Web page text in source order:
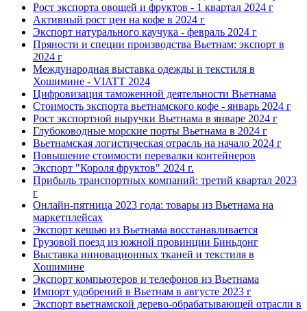
Рост экспорта овощей и фруктов - 1 квартал 2024 г
Активный рост цен на кофе в 2024 г
Экспорт натурального каучука - февраль 2024 г
Пряности и специи производства Вьетнам: экспорт в
2024 г
Международная выставка одежды и текстиля в
Хошимине - VIATT 2024
Цифровизация таможенной деятельности Вьетнама
Стоимость экспорта вьетнамского кофе - январь 2024 г
Рост экспортной выручки Вьетнама в январе 2024 г
Глубоководные морские порты Вьетнама в 2024 г
Вьетнамская логистическая отрасль на начало 2024 г
Повышение стоимости перевалки контейнеров
Экспорт "Короля фруктов" 2024 г.
Прибыль транспортных компаний: третий квартал 2023
г
Онлайн-пятница 2023 года: товары из Вьетнама на
маркетплейсах
Экспорт кешью из Вьетнама восстанавливается
Грузовой поезд из южной провинции Биньдонг
Выставка инновационных тканей и текстиля в
Хошимине
Экспорт компьютеров и телефонов из Вьетнама
Импорт удобрений в Вьетнам в августе 2023 г
Экспорт вьетнамской дерево-обрабатывающей отрасли в